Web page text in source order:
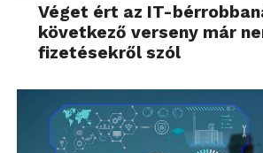
Véget ért az IT-
következő verseny már
fizetésekről szól